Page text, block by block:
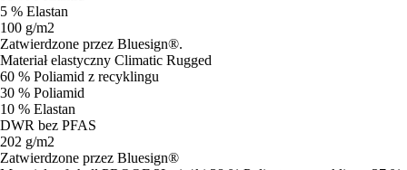
5 % Elastan
100 g/m2
Zatwierdzone przez Bluesign®.
Materiał elastyczny Climatic Rugged
60 % Poliamid z recyklingu
30 % Poliamid
10 % Elastan
DWR bez PFAS
202 g/m2
Zatwierdzone przez Bluesign®